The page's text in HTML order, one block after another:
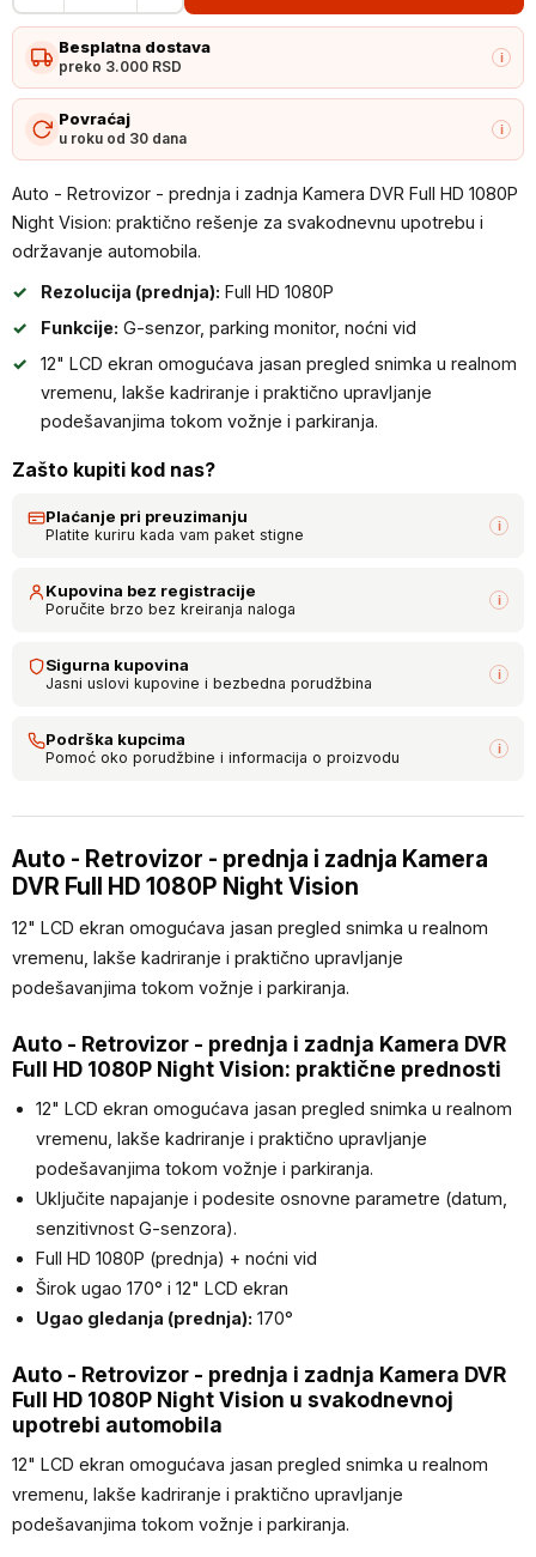
-
Retrovizor
-
prednja
Kamera
DVR
HD
1080P
Night
Vision
količina
Besplatna dostava
preko 3.000 RSD
i
Povraćaj
u roku od 30 dana
i
Auto - Retrovizor - prednja i zadnja Kamera DVR Full HD 1080P
Night Vision: praktično rešenje za svakodnevnu upotrebu i
održavanje automobila.
Rezolucija (prednja): Full HD 1080P
Funkcije: G-senzor, parking monitor, noćni vid
12" LCD ekran omogućava jasan pregled snimka u realnom
vremenu, lakše kadriranje i praktično upravljanje
podešavanjima tokom vožnje i parkiranja.
Zašto kupiti kod nas?
Plaćanje pri preuzimanju
Platite kuriru kada vam paket stigne i
Kupovina bez registracije
Poručite brzo bez kreiranja naloga i
Sigurna kupovina
Jasni uslovi kupovine i bezbedna porudžbina i
Podrška kupcima
Pomoć oko porudžbine i informacija o proizvodu i
Auto - Retrovizor - prednja i zadnja Kamera
DVR Full HD 1080P Night Vision
12" LCD ekran omogućava jasan pregled snimka u realnom
vremenu, lakše kadriranje i praktično upravljanje
podešavanjima tokom vožnje i parkiranja.
Auto - Retrovizor - prednja i zadnja Kamera DVR
Full HD 1080P Night Vision: praktične prednosti
12" LCD ekran omogućava jasan pregled snimka u realnom
vremenu, lakše kadriranje i praktično upravljanje
podešavanjima tokom vožnje i parkiranja.
Uključite napajanje i podesite osnovne parametre (datum,
senzitivnost G-senzora).
Full HD 1080P (prednja) + noćni vid
Širok ugao 170° i 12" LCD ekran
Ugao gledanja (prednja): 170°
Auto - Retrovizor - prednja i zadnja Kamera DVR
Full HD 1080P Night Vision u svakodnevnoj
upotrebi automobila
12" LCD ekran omogućava jasan pregled snimka u realnom
vremenu, lakše kadriranje i praktično upravljanje
podešavanjima tokom vožnje i parkiranja.